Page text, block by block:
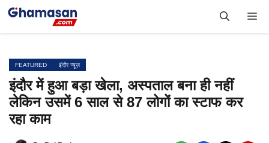
Skip
FEATURED इंदौर न्यूज़
इंदौर में हुआ बड़ा खेला, अस्पताल बना ही नहीं
लेकिन उसमें 6 साल से 87 लोगों का स्टाफ कर
रहा काम